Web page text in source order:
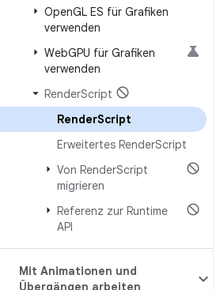
OpenGL ES für Grafiken
verwenden
WebGPU für Grafiken
verwenden
RenderScript
RenderScript
Erweitertes RenderScript
Von RenderScript
migrieren
Referenz zur Runtime
API
Mit Animationen und
Übergängen arbeiten